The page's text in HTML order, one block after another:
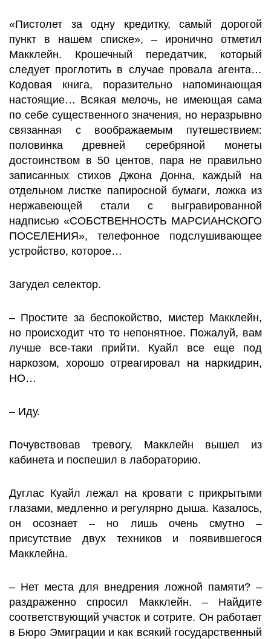
«Пистолет за одну кредитку, самый дорогой
пункт в нашем списке», – иронично отметил
Макклейн. Крошечный передатчик, который
следует проглотить в случае провала агента…
Кодовая книга, поразительно напоминающая
настоящие… Всякая мелочь, не имеющая сама
по себе существенного значения, но неразрывно
связанная с воображаемым путешествием:
половинка древней серебряной монеты
достоинством в 50 центов, пара не правильно
записанных стихов Джона Донна, каждый на
отдельном листке папиросной бумаги, ложка из
нержавеющей стали с выгравированной
надписью «СОБСТВЕННОСТЬ МАРСИАНСКОГО
ПОСЕЛЕНИЯ», телефонное подслушивающее
устройство, которое…
Загудел селектор.
– Простите за беспокойство, мистер Макклейн,
но происходит что то непонятное. Пожалуй, вам
лучше все-таки прийти. Куайл все еще под
наркозом, хорошо отреагировал на наркидрин,
НО…
– Иду.
Почувствовав тревогу, Макклейн вышел из
кабинета и поспешил в лабораторию.
Дуглас Куайл лежал на кровати с прикрытыми
глазами, медленно и регулярно дыша. Казалось,
он осознает – но лишь очень смутно –
присутствие двух техников и появившегося
Макклейна.
– Нет места для внедрения ложной памяти? –
раздраженно спросил Макклейн. – Найдите
соответствующий участок и сотрите. Он работает
в Бюро Эмиграции и как всякий государственный